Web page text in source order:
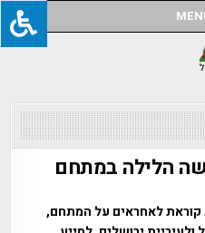
הלילה במתחם
קוראת לאחראים על המתחם,